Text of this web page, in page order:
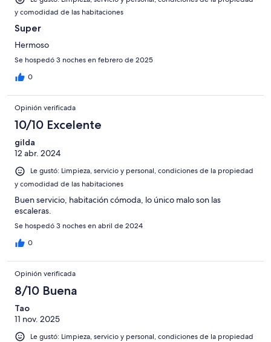
y comodidad de las habitaciones
Super
Hermoso
Se hospedó 3 noches en febrero de 2025
0
Opinión verificada
10/10 Excelente
gilda
12 abr. 2024
Le gustó: Limpieza, servicio y personal, condiciones de la propiedad
y comodidad de las habitaciones
Buen servicio, habitación cómoda, lo único malo son las
escaleras.
Se hospedó 3 noches en abril de 2024
0
Opinión verificada
8/10 Buena
Tao
11 nov. 2025
Le gustó: Limpieza, servicio y personal, condiciones de la propiedad